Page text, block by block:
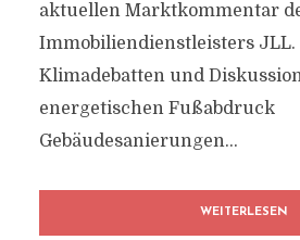
aktuellen Marktkommentar
Immobiliendienstleisters JLL.
Klimadebatten und
energetischen Fußabdruck
Gebäudesanierungen...
WEITERLESEN